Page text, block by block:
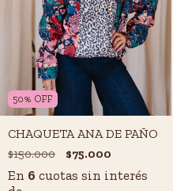
50% OFF
CHAQUETA ANA DE PAÑO
$150.000 $75.000